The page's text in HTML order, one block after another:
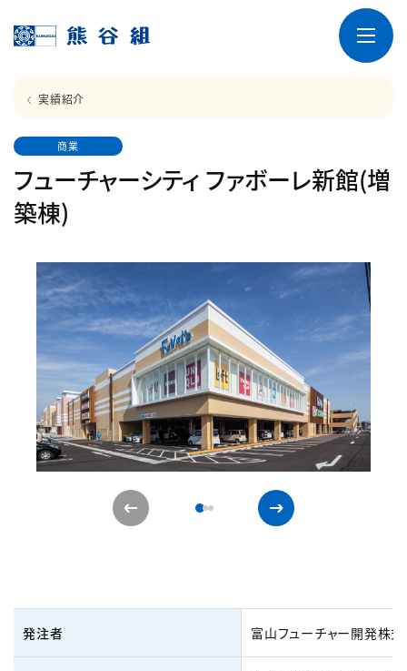
実績紹介
商業
フューチャーシティ ファボーレ新館(増
築棟)
発注者 富山フューチャー開発株